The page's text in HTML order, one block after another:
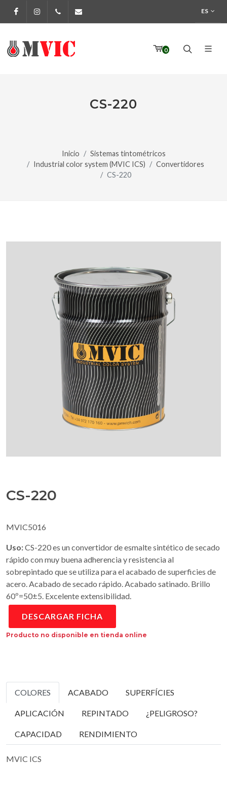
FacebookInstagram972 170 160 ES
0
CS-220
Inicio
Sistemas tintométricos
Industrial color system (MVIC ICS)
Convertidores
CS-220
CS-220
MVIC5016
Uso:CS-220 es un convertidor de esmalte sintético de secado
rápido con muy buena adherencia y resistencia al
sobrepintado que se utiliza para el acabado de superficies de
acero. Acabado de secado rápido. Acabado satinado. Brillo
60º=50±5. Excelente extensibilidad.
DESCARGAR FICHA
Producto no disponible en tienda online
COLORES ACABADO SUPERFÍCIES
APLICACIÓN REPINTADO ¿PELIGROSO?
CAPACIDAD RENDIMIENTO
MVIC ICS